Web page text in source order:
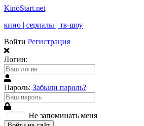
KinoStart.net
кино | сериалы | тв-шоу
Войти Регистрация
Логин:
Пароль: Забыли пароль?
Не запоминать меня